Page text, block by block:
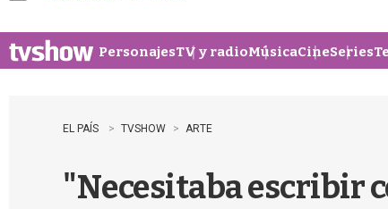
u
PersonajesTV y radioMúsicaCineSeries
EL PAÍS TVSHOW ARTE
"Necesitaba escribir